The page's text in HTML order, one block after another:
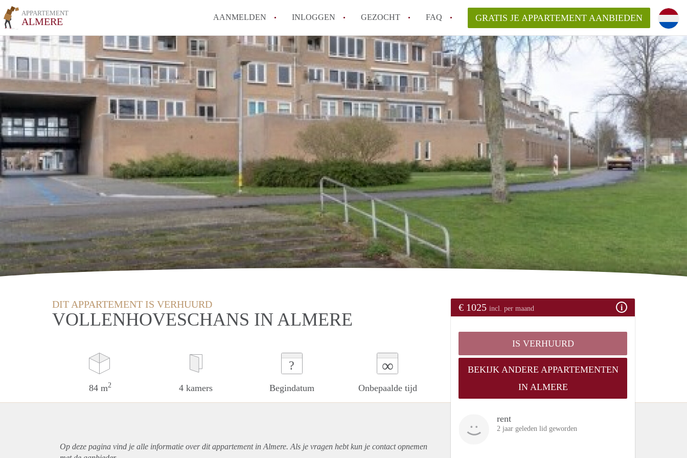
APPARTEMENT
ALMERE AANMELDEN INLOGGEN GEZOCHT FAQ
How to translate AppartementAlmere!
Wat is AppartementAlmere?
Hoeveel kost het om te reageren op een Appartement in Almere?
Wat is de privacyverklaring van AppartementAlmere?
Berekent AppartementAlmere
makelaarsvergoeding/bemiddelingsvergoeding?
Alle veelgestelde vragen
GRATIS JE APPARTEMENT AANBIEDEN
DIT APPARTEMENT IS VERHUURD
VOLLENHOVESCHANS IN ALMERE
84 m2 4 kamers
?
Begindatum
∞
Onbepaalde tijd
€ 1025 incl. per maand
IS VERHUURD
BEKIJK ANDERE APPARTEMENTEN
IN ALMERE
rent
2 jaar geleden lid geworden
Op deze pagina vind je alle informatie over ditappartementin Almere. Als je vragen hebt kun je contact opnemen